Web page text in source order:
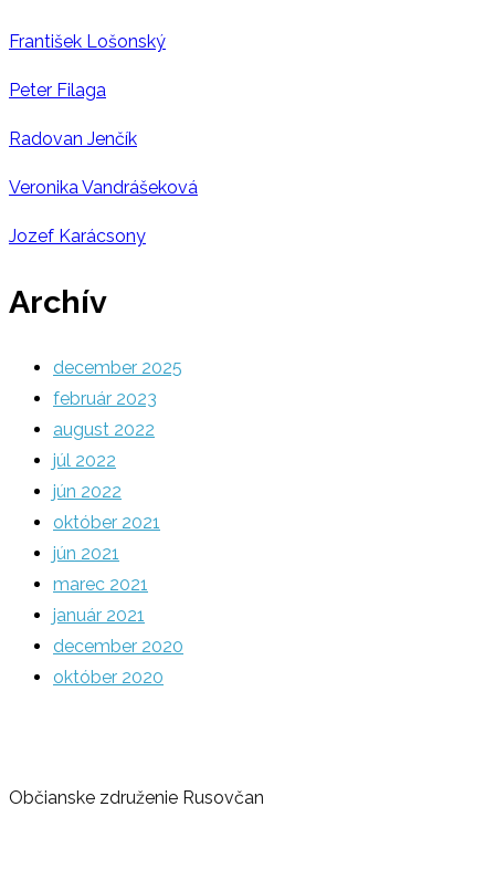
František Lošonský
Peter Filaga
Radovan Jenčík
Veronika Vandrášeková
Jozef Karácsony
Archív
december 2025
február 2023
august 2022
júl 2022
jún 2022
október 2021
jún 2021
marec 2021
január 2021
december 2020
október 2020
Občianske združenie Rusovčan